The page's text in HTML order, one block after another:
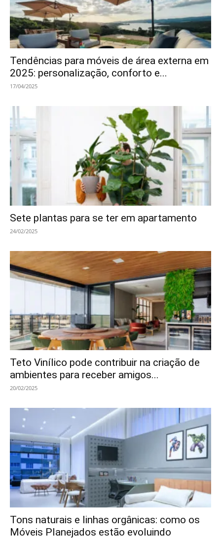
Tendências para móveis de área externa em
2025: personalização, conforto e...
17/04/2025
Sete plantas para se ter em apartamento
24/02/2025
Teto Vinílico pode contribuir na criação de
ambientes para receber amigos...
20/02/2025
Tons naturais e linhas orgânicas: como os
Móveis Planejados estão evoluindo